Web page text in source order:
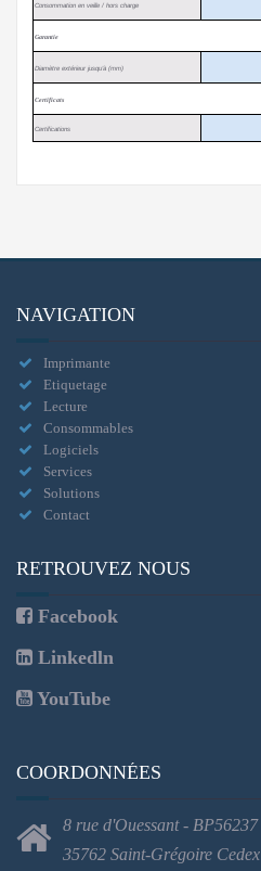
Consommation en veille / hors charge
Garantie
Diamètre extérieur jusqu’à (mm)
Certificats
Certifications
NAVIGATION
Imprimante
Etiquetage
Lecture
Consommables
Logiciels
Services
Solutions
Contact
RETROUVEZ NOUS
Facebook
Linkedln
YouTube
COORDONNÉES
8 rue d'Ouessant - BP56237
35762 Saint-Grégoire Cedex